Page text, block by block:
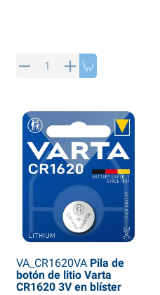
VA_CR1620VAPila de
botón de litio Varta
CR1620 3V en blíster